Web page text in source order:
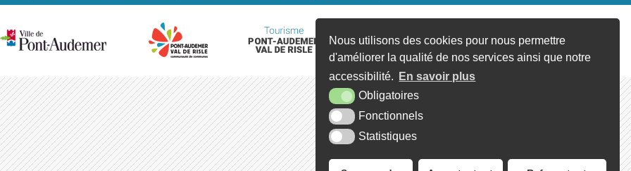
Nous utilisons des cookies pour nous permettre
d'améliorer la qualité de nos services ainsi que notre
accessibilité.
En savoir plus
Obligatoires
Fonctionnels
Statistiques